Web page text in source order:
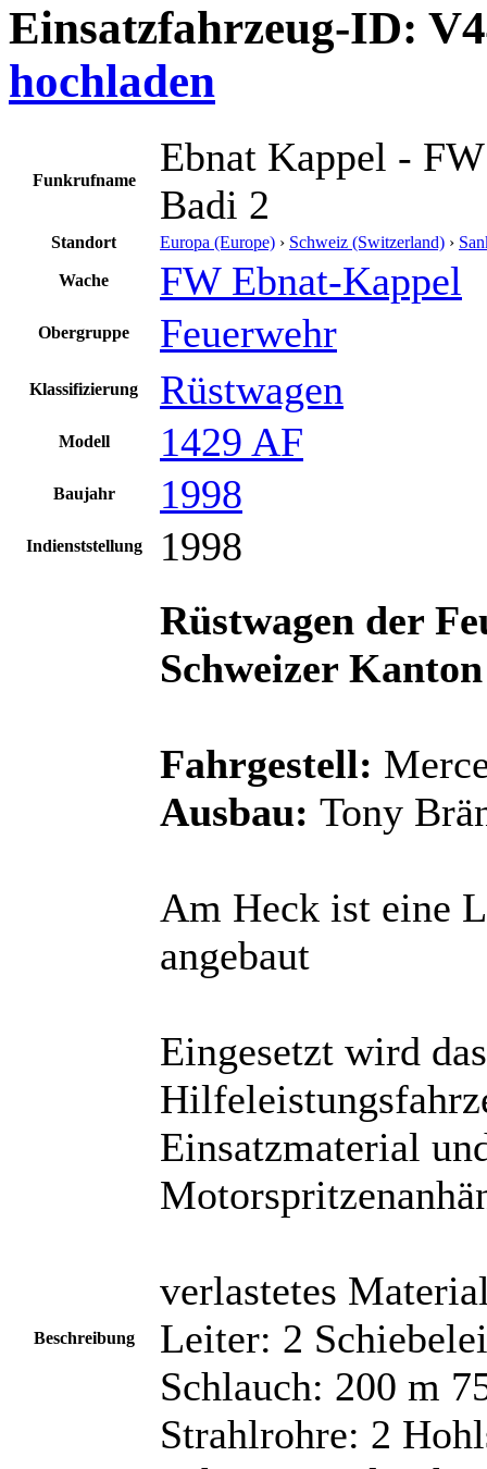
Einsatzfahrzeug-ID:
hochladen
Funkrufname
Ebnat Kappel -
Badi 2
Standort Europa (Europe) › Schweiz (Switzerland) ›
Wache FW Ebnat-Kappel
Obergruppe Feuerwehr
Klassifizierung Rüstwagen
Modell 1429 AF
Baujahr 1998
Indienststellung 1998
Beschreibung
Rüstwagen der
Schweizer
Fahrgestell:
Ausbau: Tony
Am Heck ist eine
angebaut
Eingesetzt wird
Einsatzmaterial
verlastetes
Leiter: 2
Schlauch: 200 m
Strahlrohre: 2